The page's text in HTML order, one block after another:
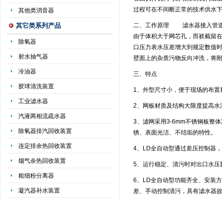
其他类消音器
其它类系列产品
除氧器
射水抽气器
冷油器
胶球清洗装置
工业滤水器
汽液两相流疏水器
除氧器排汽回收装置
连定排余热回收装置
烟气余热回收装置
粗细粉分离器
凝汽器补水装置
过程可在不间断正常的技术供
二、工作原理 滤水器接入管道
由于体积大于网芯孔，而衩截留
口压力表水压差增大到规定数值
壁面上的杂质污物反向冲洗，
三、特点
1、外型尺寸小，便于现场的
2、网板材质及结构大限度提高
3、滤网采用3-6mm不锈钢板整
锈、表面光洁、不结垢的特
4、LD全自动型通过差压控制
5、运行稳定、清污时对出口
6、LD全自动型功能齐全、安装
差、手动控制清污，具有滤水